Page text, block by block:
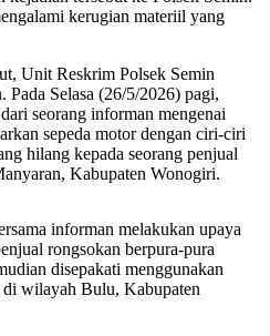
kerugian materiil yang
Unit Reskrim Polsek Semin
Pada Selasa (26/5/2026) pagi,
seorang informan mengenai
sepeda motor dengan ciri-ciri
hilang kepada seorang penjual
Kabupaten Wonogiri.
informan melakukan upaya
rongsokan berpura-pura
disepakati menggunakan
wilayah Bulu, Kabupaten